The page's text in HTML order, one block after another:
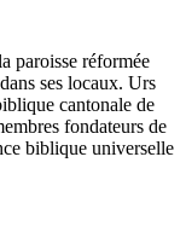
paroisse réformée
ses locaux. Urs
cantonale de
fondateurs de
biblique universelle